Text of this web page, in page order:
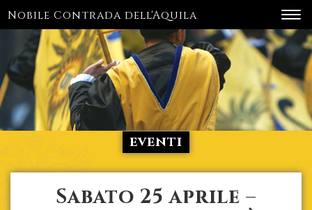
Nobile Contrada dell'Aquila
eventi
Sabato 25 aprile –